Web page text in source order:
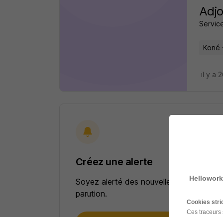
Koné
il y a
Créez une alerte
Soyez alerté des nouvelles offres pour
parution.
Cookies
Ces traceurs